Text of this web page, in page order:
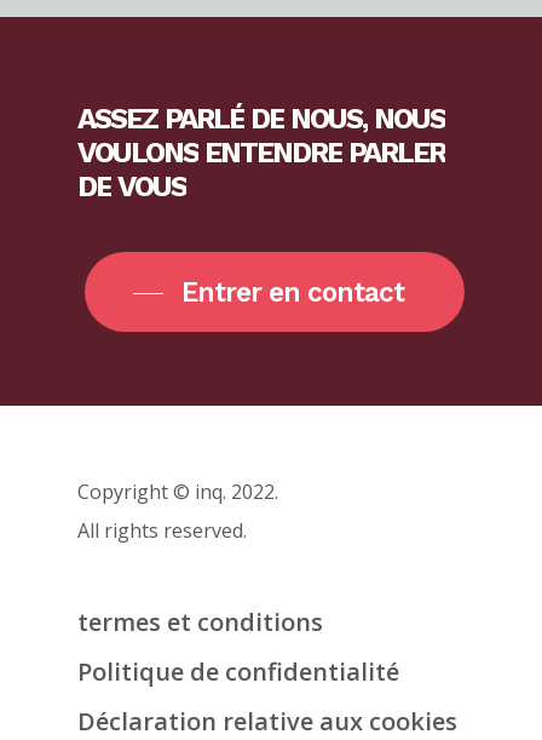
ASSEZ PARLÉ DE NOUS, NOUS
VOULONS ENTENDRE PARLER
DEVOUS
Entrer en contact
Copyright © inq. 2022.
All rights reserved.
termes et conditions
Politique de confidentialité
Déclaration relative aux cookies